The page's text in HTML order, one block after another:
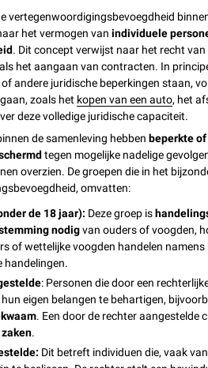
vertegenwoordigingsbevoegdheid
het vermogen vanindividuele
. Dit concept verwijst naar het recht
het aangaan van contracten. In
andere juridische beperkingen staan,
zoals het kopen van een auto, het
deze volledige juridische capaciteit.
de samenleving hebbenbeperkte
tegen mogelijke nadelige
overzien. De groepen die in het
omvatten:
de 18 jaar): Deze groep is
nodigvan ouders of voogden,
of wettelijke voogden handelen
handelingen.
: Personen die door een
eigen belangen te behartigen,
. Een door de rechter aangestelde
.
Dit betreft individuen die, vaak